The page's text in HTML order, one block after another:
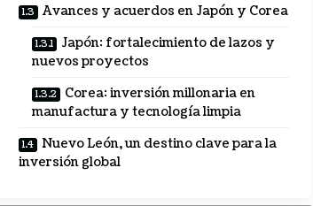
Avances y acuerdos en Japón y Corea
Japón: fortalecimiento de lazos y
nuevos proyectos
Corea: inversión millonaria en
manufactura y tecnología limpia
Nuevo León, un destino clave para la
inversión global